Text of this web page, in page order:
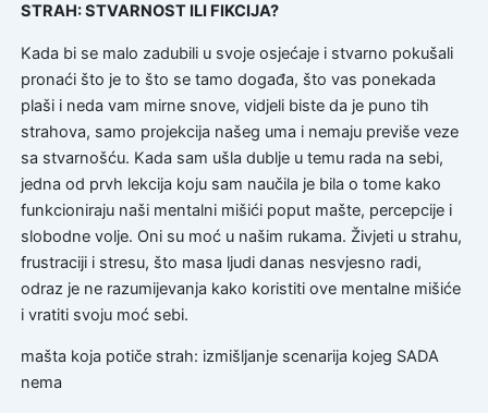
STRAH: STVARNOST ILI FIKCIJA?
Kada bi se malo zadubili u svoje osjećaje i stvarno pokušali
pronaći što je to što se tamo događa, što vas ponekada
plaši i neda vam mirne snove, vidjeli biste da je puno tih
strahova, samo projekcija našeg uma i nemaju previše veze
sa stvarnošću. Kada sam ušla dublje u temu rada na sebi,
jedna od prvh lekcija koju sam naučila je bila o tome kako
funkcioniraju naši mentalni mišići poput mašte, percepcije i
slobodne volje. Oni su moć u našim rukama. Živjeti u strahu,
frustraciji i stresu, što masa ljudi danas nesvjesno radi,
odraz je ne razumijevanja kako koristiti ove mentalne mišiće
i vratiti svoju moć sebi.
mašta koja potiče strah: izmišljanje scenarija kojeg SADA
nema